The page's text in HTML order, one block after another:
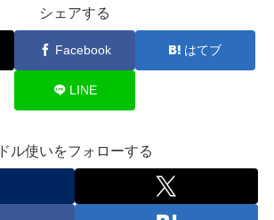
シェアする
Facebook はてブ
LINE
ドル使いをフォローする